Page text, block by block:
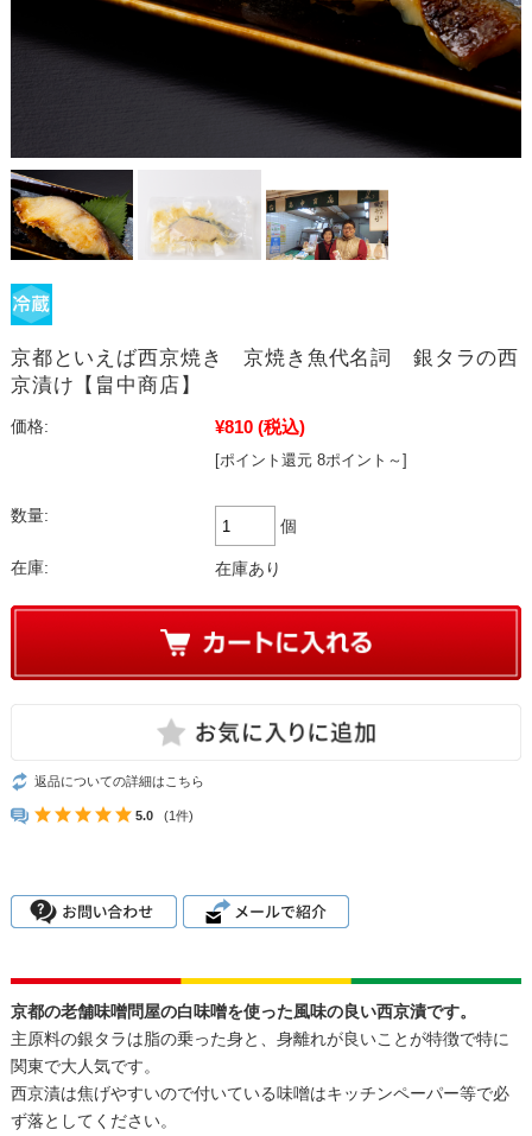
京都といえば西京焼き 京焼き魚代名詞 銀タラの西
京漬け【畠中商店】
価格: ¥810 (税込)
[ポイント還元 8ポイント～]
数量:
個
在庫: 在庫あり
返品についての詳細はこちら
5.0 (1件)
京都の老舗味噌問屋の白味噌を使った風味の良い西京漬です。
主原料の銀タラは脂の乗った身と、身離れが良いことが特徴で特に
関東で大人気です。
西京漬は焦げやすいので付いている味噌はキッチンペーパー等で必
ず落としてください。